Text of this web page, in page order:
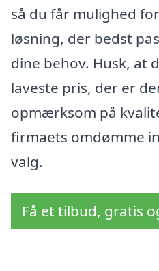
så du får mulighed
løsning, der bedst
dine behov. Husk, at
laveste pris, der er
opmærksom på
firmaets omdømme
valg.
Få et tilbud, gratis